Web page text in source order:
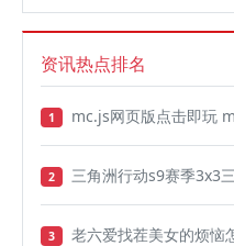
资讯热点排名
1 mc.js网页版点击即玩 m
2 三角洲行动s9赛季3x3
3 老六爱找茬美女的烦恼